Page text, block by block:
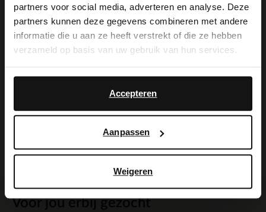
partners voor social media, adverteren en analyse. Deze
partners kunnen deze gegevens combineren met andere
informatie die u aan ze heeft verstrekt of die ze hebben
verzameld op basis van uw gebruik van hun services.
Accepteren
Aanpassen
Weigeren
Voor jou erbij gezocht
transparant.
Alles over dit product
It looks like your language isn't Dutch. Would
you like to switch to English?
English